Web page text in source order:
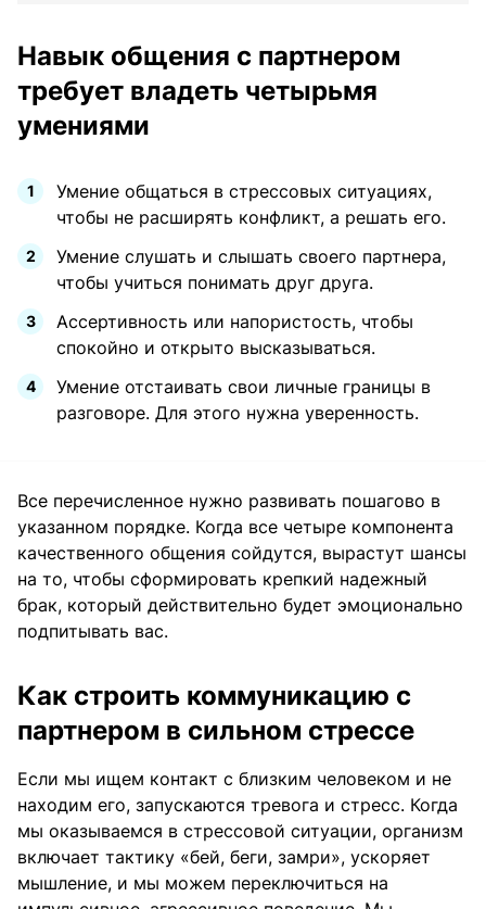
Навык общения с партнером
требует владеть четырьмя
умениями
Умение общаться в стрессовых ситуациях,
чтобы не расширять конфликт, а решать его.
Умение слушать и слышать своего партнера,
чтобы учиться понимать друг друга.
Ассертивность или напористость, чтобы
спокойно и открыто высказываться.
Умение отстаивать свои личные границы в
разговоре. Для этого нужна уверенность.
Все перечисленное нужно развивать пошагово в
указанном порядке. Когда все четыре компонента
качественного общения сойдутся, вырастут шансы
на то, чтобы сформировать крепкий надежный
брак, который действительно будет эмоционально
подпитывать вас.
Как строить коммуникацию с
партнером в сильном стрессе
Если мы ищем контакт с близким человеком и не
находим его, запускаются тревога и стресс. Когда
мы оказываемся в стрессовой ситуации, организм
включает тактику «бей, беги, замри», ускоряет
мышление, и мы можем переключиться на